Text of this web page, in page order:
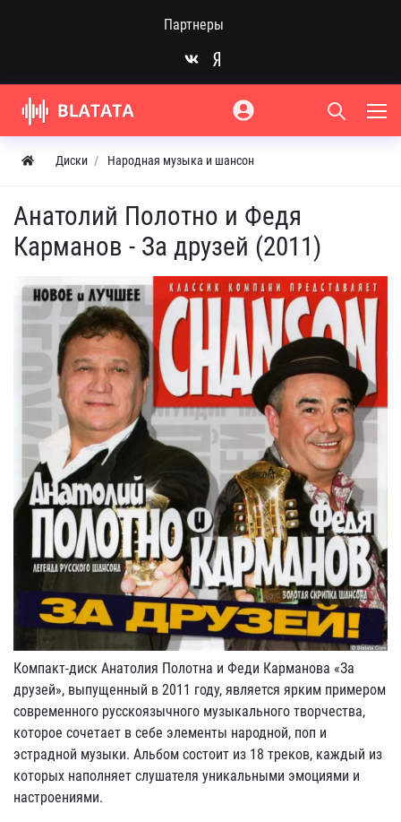
Партнеры
Диски Народная музыка и шансон
Анатолий Полотно и Федя
Карманов - За друзей (2011)
Компакт-диск Анатолия Полотна и Феди Карманова «За
друзей», выпущенный в 2011 году, является ярким примером
современного русскоязычного музыкального творчества,
которое сочетает в себе элементы народной, поп и
эстрадной музыки. Альбом состоит из 18 треков, каждый из
которых наполняет слушателя уникальными эмоциями и
настроениями.